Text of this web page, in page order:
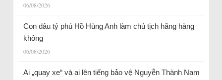
06/08/2026
Con dâu tỷ phú Hồ Hùng Anh làm chủ tịch hãng hàng
không
06/08/2026
Ai „quay xe“ và ai lên tiếng bảo vệ Nguyễn Thành Nam